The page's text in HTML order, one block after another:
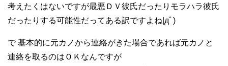
考えたくはないですが最悪ＤＶ彼氏だったりモラハラ彼氏
だったりする可能性だってある訳ですよね|дﾟ)
で 基本的に元カノから連絡がきた場合であれば元カノと
連絡を取るのはＯＫなんですが